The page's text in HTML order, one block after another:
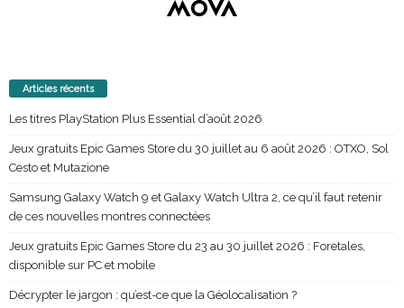
Articles récents
Les titres PlayStation Plus Essential d’août 2026
Jeux gratuits Epic Games Store du 30 juillet au 6 août 2026 : OTXO, Sol
Cesto et Mutazione
Samsung Galaxy Watch 9 et Galaxy Watch Ultra 2, ce qu’il faut retenir
de ces nouvelles montres connectées
Jeux gratuits Epic Games Store du 23 au 30 juillet 2026 : Foretales,
disponible sur PC et mobile
Décrypter le jargon : qu’est-ce que la Géolocalisation ?